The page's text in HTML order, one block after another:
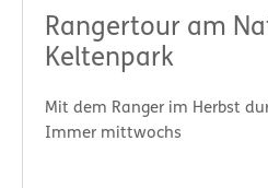
Rangertour am
Keltenpark
Mit dem Ranger im Herbst
Immer mittwochs